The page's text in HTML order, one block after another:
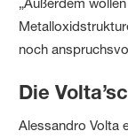
„Außerdem
noch
Die
Alessandro Volta